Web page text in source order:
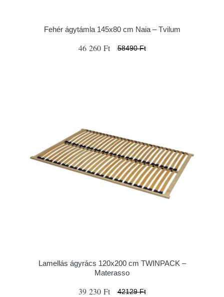
Fehér ágytámla 145x80 cm Naia – Tvilum
46 260 Ft 58490 Ft
Lamellás ágyrács 120x200 cm TWINPACK –
Materasso
39 230 Ft 42129 Ft